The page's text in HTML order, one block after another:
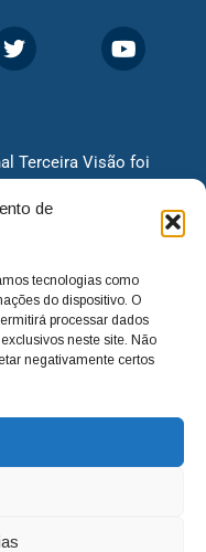
de
tecnologias como
do dispositivo. O
processar dados
neste site. Não
negativamente certos
Terceira Visão foi
época só existiam
continua
Nunca
cidadão, sempre
busca de melhorias
para casos
3929-6225